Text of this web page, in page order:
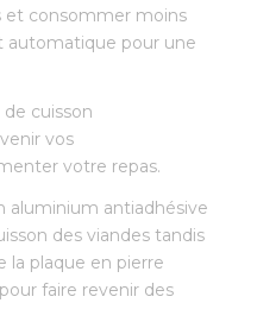
et consommer moins
automatique pour une
cuisson
vos
votre repas.
aluminium antiadhésive
des viandes tandis
la plaque en pierre
faire revenir des